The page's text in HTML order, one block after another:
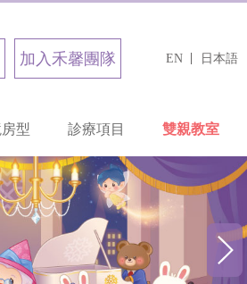
日本語
EN
加入禾馨團隊
型 診療項目 雙親教室